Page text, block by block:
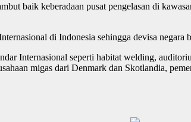
baik keberadaan pusat pengelasan di
di Indonesia sehingga devisa
Internasional seperti habitat welding,
migas dari Denmark dan Skotlandia,